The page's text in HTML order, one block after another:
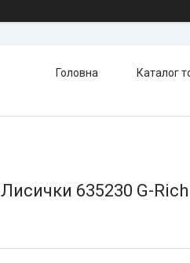
Головна Каталог
635230 G-Rich